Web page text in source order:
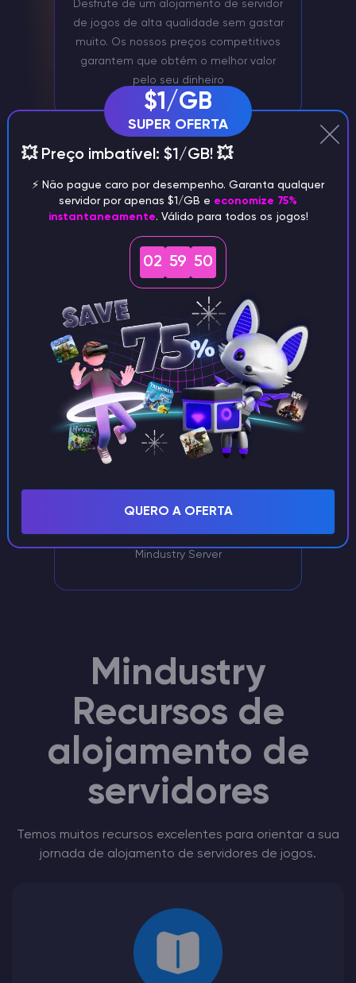
Desfrute de um alojamento de servidor
de jogos de alta qualidade sem gastar
muito. Os nossos preços competitivos
garantem que obtém o melhor valor
pelo seu dinheiro
Gestão do servidor através de
Gerir convenientemente o seu servidor
Mindustry através do nosso bot Discord
Apoio exclusivo
Um gestor de pessoal com uma vasta
experiência ocupar-se-á do seu
Mindustry Server
Mindustry
Recursos de
alojamento de
servidores
Temos muitos recursos excelentes para orientar a sua
jornada de alojamento de servidores de jogos.
$1/GB
SUPER OFERTA
💥 Preço imbatível: $1/GB! 💥
⚡️ Não pague caro por desempenho. Garanta qualquer
servidor por apenas $1/GB e economize 75%
instantaneamente. Válido para todos os jogos!
02 59 49
QUERO A OFERTA